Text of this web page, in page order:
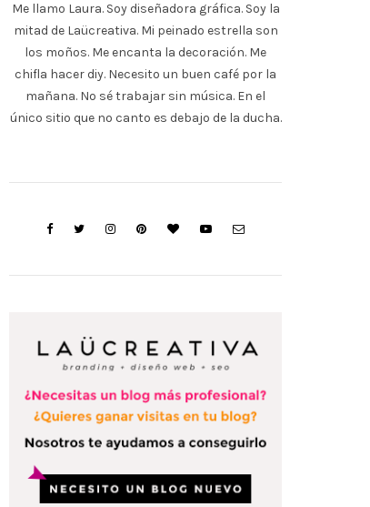
Me llamo Laura. Soy diseñadora gráfica. Soy la
mitad de Laücreativa. Mi peinado estrella son
los moños. Me encanta la decoración. Me
chifla hacer diy. Necesito un buen café por la
mañana. No sé trabajar sin música. En el
único sitio que no canto es debajo de la ducha.